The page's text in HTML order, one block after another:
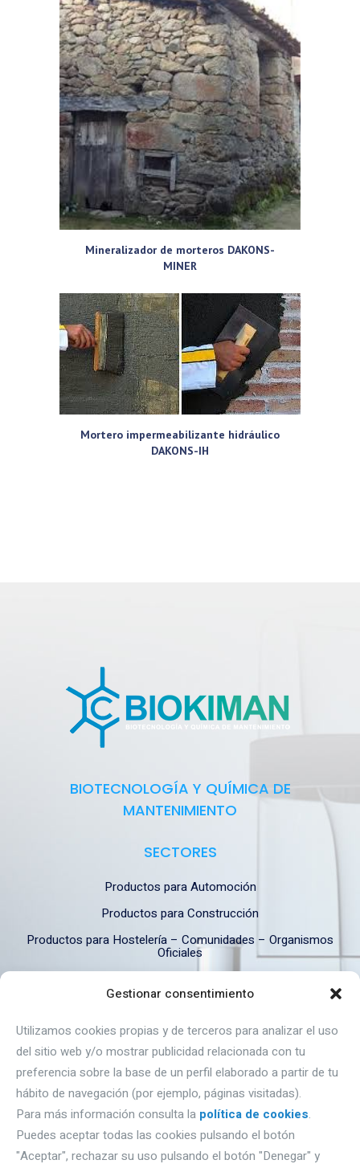
Gestionar consentimiento
Utilizamos cookies propias y de terceros para analizar el uso
del sitio web y/o mostrar publicidad relacionada con tu
preferencia sobre la base de un perfil elaborado a partir de tu
hábito de navegación (por ejemplo, páginas visitadas).
Para más información consulta la política de cookies.
Puedes aceptar todas las cookies pulsando el botón
"Aceptar", rechazar su uso pulsando el botón "Denegar" y
Mineralizador de morteros DAKONS-
MINER
Mortero impermeabilizante hidráulico
DAKONS-IH
BIOTECNOLOGÍA Y QUÍMICA DE
MANTENIMIENTO
SECTORES
Productos para Automoción
Productos para Construcción
Productos para Hostelería – Comunidades – Organismos
Oficiales
DÓNDE ESTAMOS
Autovía A1, Km 233- naves Gromber, nave 91
09195 Villagonzalo Pedernales (Burgos).
Email: proquimbur@proquimbur.com